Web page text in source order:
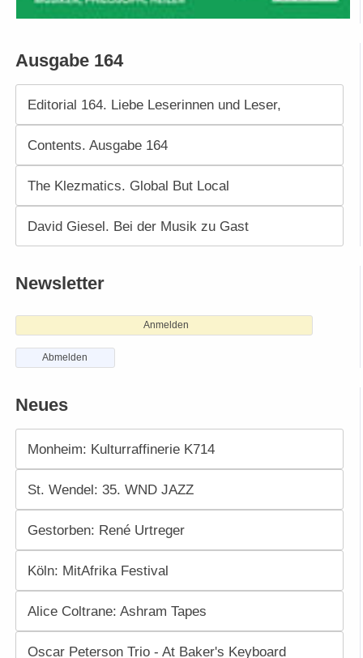
Ausgabe 164
Editorial 164. Liebe Leserinnen und Leser,
Contents. Ausgabe 164
The Klezmatics. Global But Local
David Giesel. Bei der Musik zu Gast
Newsletter
Anmelden
Abmelden
Neues
Monheim: Kulturraffinerie K714
St. Wendel: 35. WND JAZZ
Gestorben: René Urtreger
Köln: MitAfrika Festival
Alice Coltrane: Ashram Tapes
Oscar Peterson Trio - At Baker's Keyboard